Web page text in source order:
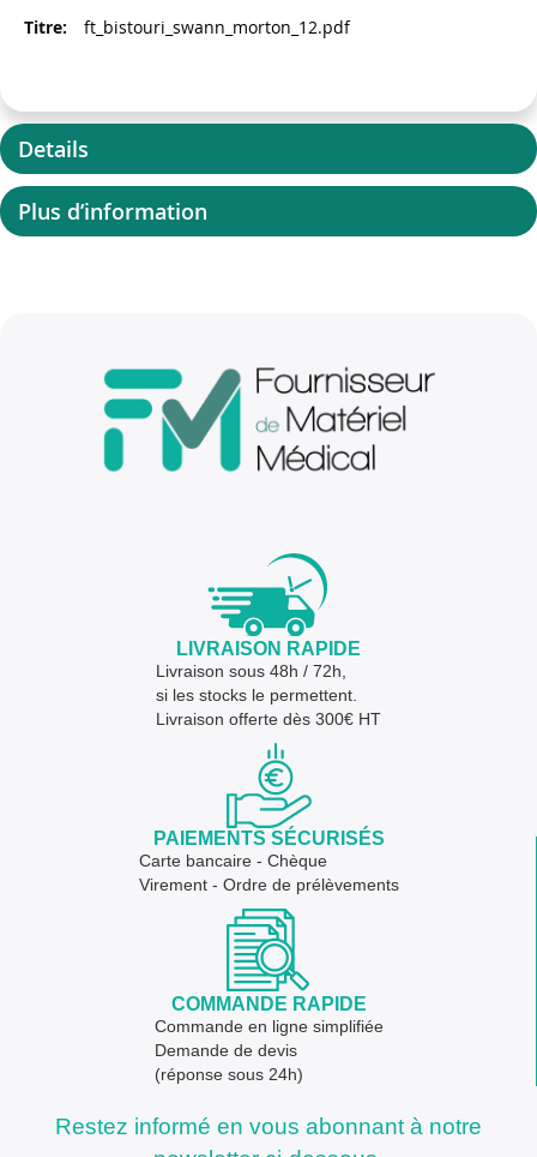
ft_bistouri_swann_morton_12.pdf
Details
Plus d’information
LIVRAISON RAPIDE
Livraison sous 48h / 72h,
si les stocks le permettent.
Livraison offerte dès 300€ HT
PAIEMENTS SÉCURISÉS
Carte bancaire - Chèque
Virement - Ordre de prélèvements
COMMANDE RAPIDE
Commande en ligne simplifiée
Demande de devis
(réponse sous 24h)
Restez informé en vous abonnant à notre